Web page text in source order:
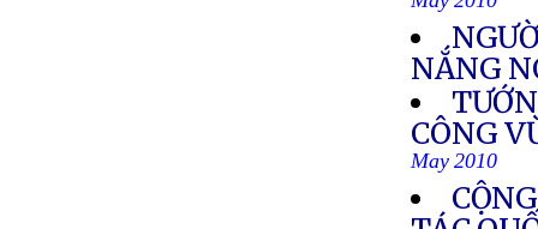
NẮNG
CÔNG
May 2010